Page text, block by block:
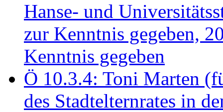
Hanse- und
zur Kenntnis gegeben,
Kenntnis gegeben
Ö 10.3.4: Toni Marten
des Stadtelternrates in